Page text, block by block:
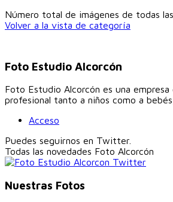
Número total de imágenes de todas
Volver a la vista de categoría
Foto Estudio Alcorcón
Foto Estudio Alcorcón es una
profesional tanto a niños como a
Acceso
Puedes seguirnos en Twitter.
Todas las novedades Foto Alcorcón
Nuestras Fotos